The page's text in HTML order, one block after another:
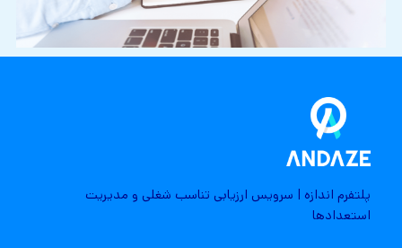
پلتفرم اندازه | سرویس ارزیابی تناسب شغلی و مدیریت
استعدادها